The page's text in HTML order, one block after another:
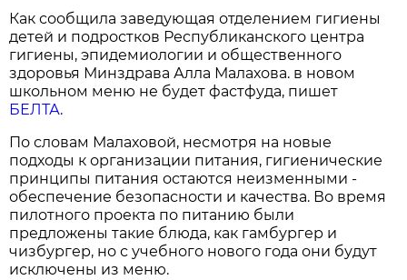
Как сообщила заведующая отделением гигиены
детей и подростков Республиканского центра
гигиены, эпидемиологии и общественного
здоровья Минздрава Алла Малахова. в новом
школьном меню не будет фастфуда, пишет
БЕЛТА.
По словам Малаховой, несмотря на новые
подходы к организации питания, гигиенические
принципы питания остаются неизменными -
обеспечение безопасности и качества. Во время
пилотного проекта по питанию были
предложены такие блюда, как гамбургер и
чизбургер, но с учебного нового года они будут
исключены из меню.